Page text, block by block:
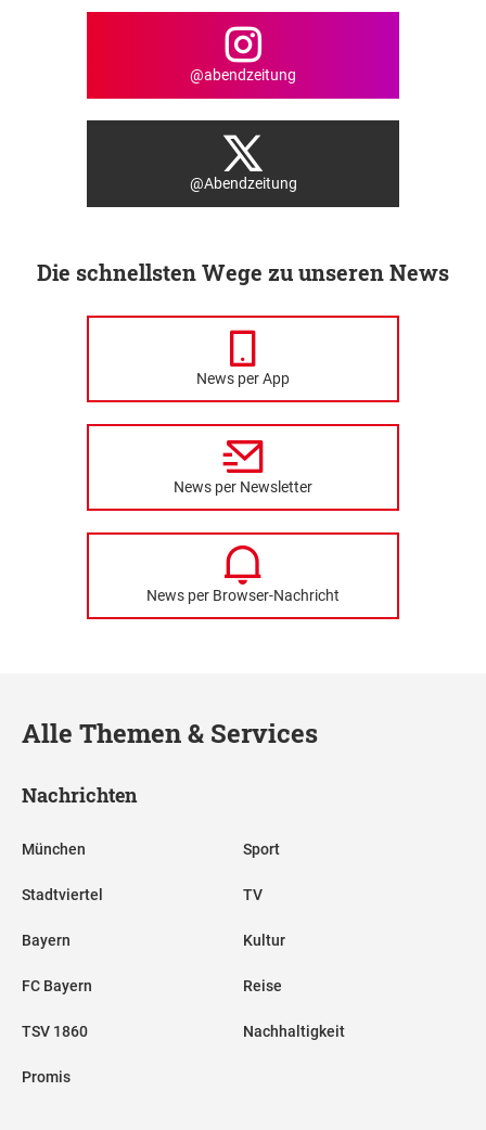
@abendzeitung
@Abendzeitung
Die schnellsten Wege zu unseren News
News per App
News per Newsletter
News per Browser-Nachricht
Alle Themen & Services
Nachrichten
München
Stadtviertel
Bayern
FC Bayern
TSV 1860
Promis
Sport
TV
Kultur
Reise
Nachhaltigkeit